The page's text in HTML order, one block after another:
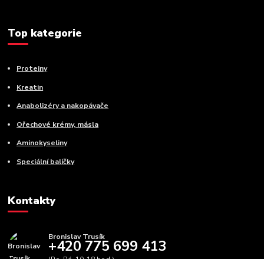
Top kategorie
Proteiny
Kreatin
Anabolizéry a nakopávače
Ořechové krémy, másla
Aminokyseliny
Speciální balíčky
Kontakty
Bronislav Trusík
+420 775 699 413